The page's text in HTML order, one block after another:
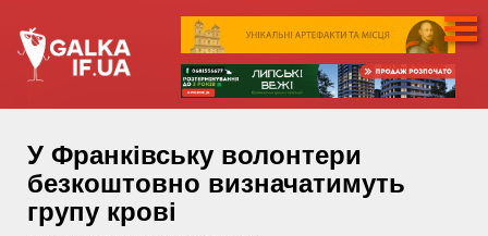
У Франківську волонтери
безкоштовно визначатимуть
групу крові